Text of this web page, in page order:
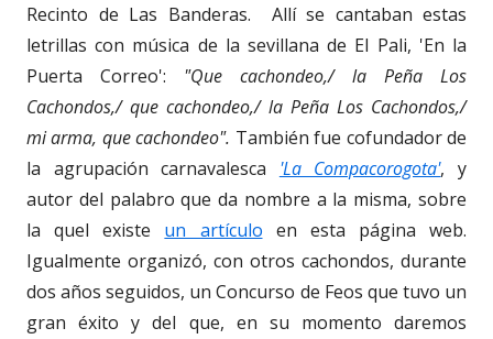
Recinto de Las Banderas. Allí se cantaban estas
letrillas con música de la sevillana de El Pali, 'En la
Puerta Correo': "Que cachondeo,/ la Peña Los
Cachondos,/ que cachondeo,/ la Peña Los Cachondos,/
mi arma, que cachondeo". También fue cofundador de
la agrupación carnavalesca 'La Compacorogota', y
autor del palabro que da nombre a la misma, sobre
la quel existe un artículo en esta página web.
Igualmente organizó, con otros cachondos, durante
dos años seguidos, un Concurso de Feos que tuvo un
gran éxito y del que, en su momento daremos